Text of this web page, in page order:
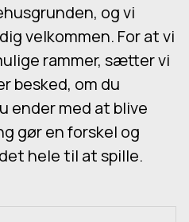
og vi
velkommen. For at vi
rammer, sætter vi
besked, om du
ender med at blive
gør en forskel og
hele til at spille.